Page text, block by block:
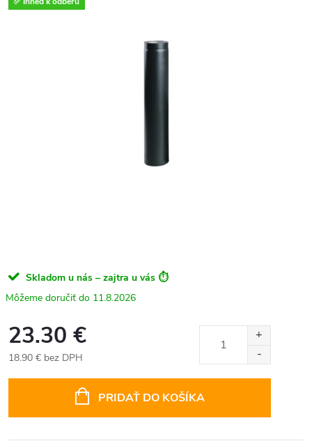
Skladom u nás – zajtra u vás ⏱️
11.8.2026
23.30 €
18.90 € bez DPH
PRIDAŤ DO KOŠÍKA